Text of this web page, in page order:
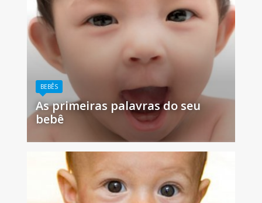
BEBÊS
As primeiras palavras do seu
bebê